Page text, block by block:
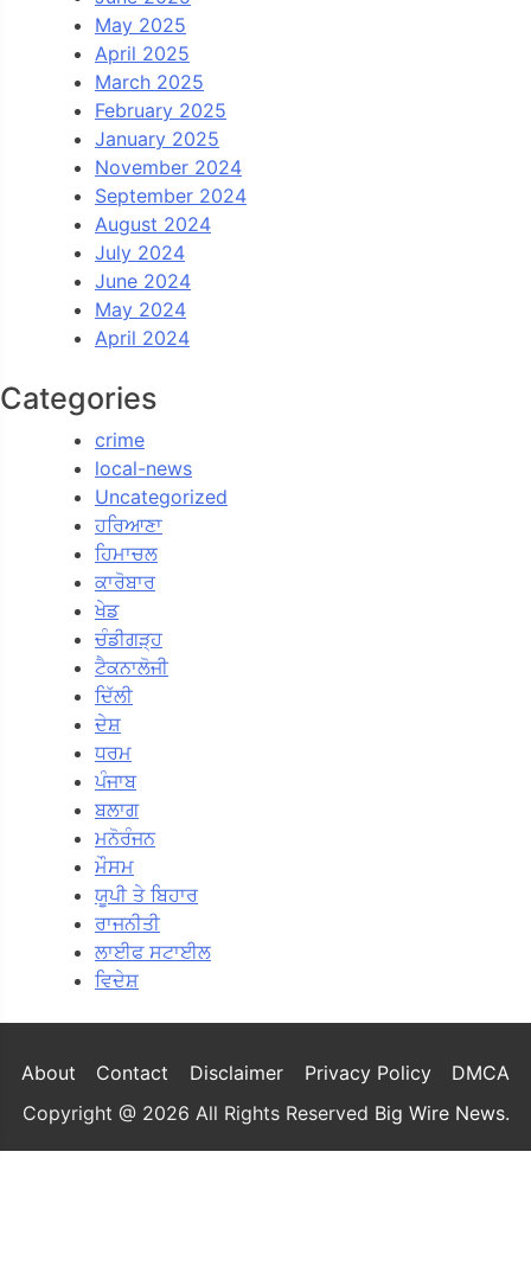
May 2025
April 2025
March 2025
February 2025
January 2025
November 2024
September 2024
August 2024
July 2024
June 2024
May 2024
April 2024
Categories
crime
local-news
Uncategorized
ਹਰਿਆਣਾ
ਹਿਮਾਚਲ
ਕਾਰੋਬਾਰ
ਖੇਡ
ਚੰਡੀਗੜ੍ਹ
ਟੈਕਨਾਲੋਜੀ
ਦਿੱਲੀ
ਦੇਸ਼
ਧਰਮ
ਪੰਜਾਬ
ਬਲਾਗ
ਮਨੋਰੰਜਨ
ਮੌਸਮ
ਯੂਪੀ ਤੇ ਬਿਹਾਰ
ਰਾਜਨੀਤੀ
ਲਾਈਫ ਸਟਾਈਲ
ਵਿਦੇਸ਼
About Contact Disclaimer Privacy Policy
DMCA
Copyright @ 2026 All Rights Reserved Big Wire News.